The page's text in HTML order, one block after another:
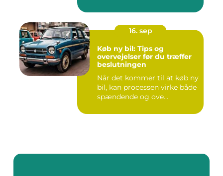
16. sep
Køb ny bil: Tips og
overvejelser før du træffer
beslutningen
Når det kommer til at køb ny
bil, kan processen virke både
spændende og ove...